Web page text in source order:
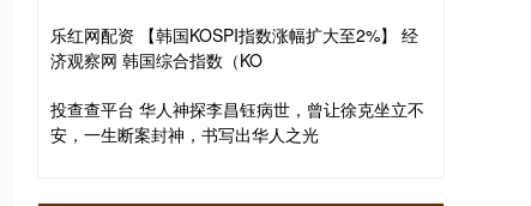
乐红网配资 【韩国KOSPI指数涨幅扩大至2%】 经
济观察网 韩国综合指数（KO
投查查平台 华人神探李昌钰病世，曾让徐克坐立不
安，一生断案封神，书写出华人之光